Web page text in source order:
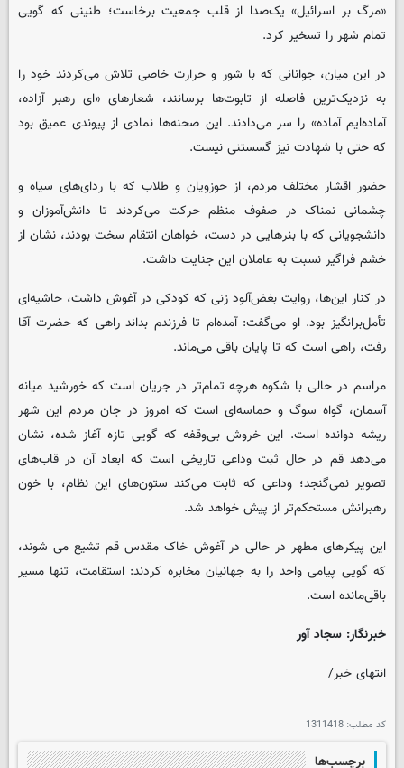
«مرگ بر اسرائیل» یک‌صدا از قلب جمعیت برخاست؛ طنینی که گویی
تمام شهر را تسخیر کرد.
در این میان، جوانانی که با شور و حرارت خاصی تلاش می‌کردند خود را
به نزدیک‌ترین فاصله از تابوت‌ها برسانند، شعارهای «ای رهبر آزاده،
آماده‌ایم آماده» را سر می‌دادند. این صحنه‌ها نمادی از پیوندی عمیق بود
که حتی با شهادت نیز گسستنی نیست.
حضور اقشار مختلف مردم، از حوزویان و طلاب که با ردای‌های سیاه و
چشمانی نمناک در صفوف منظم حرکت می‌کردند تا دانش‌آموزان و
دانشجویانی که با بنرهایی در دست، خواهان انتقام سخت بودند، نشان از
خشم فراگیر نسبت به عاملان این جنایت داشت.
در کنار این‌ها، روایت بغض‌آلود زنی که کودکی در آغوش داشت، حاشیه‌ای
تأمل‌برانگیز بود. او می‌گفت: آمده‌ام تا فرزندم بداند راهی که حضرت آقا
رفت، راهی است که تا پایان باقی می‌ماند.
مراسم در حالی با شکوه هرچه تمام‌تر در جریان است که خورشید میانه
آسمان، گواه سوگ و حماسه‌ای است که امروز در جان مردم این شهر
ریشه دوانده است. این خروش بی‌وقفه که گویی تازه آغاز شده، نشان
می‌دهد قم در حال ثبت وداعی تاریخی است که ابعاد آن در قاب‌های
تصویر نمی‌گنجد؛ وداعی که ثابت می‌کند ستون‌های این نظام، با خون
رهبرانش مستحکم‌تر از پیش خواهد شد.
این پیکرهای مطهر در حالی در آغوش خاک مقدس قم تشیع می شوند،
که گویی پیامی واحد را به جهانیان مخابره کردند: استقامت، تنها مسیر
باقی‌مانده است.
خبرنگار: سجاد آور
انتهای خبر/
کد مطلب: 1311418
برچسب‌ها